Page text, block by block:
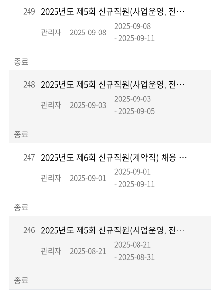
249
2025년도 제5회 신규직원(사업운영, 전산) 채용 인·적성검사 결과 및 AI 면접 시행...
관리자 2025-09-08
2025-09-08
- 2025-09-11
종료
248
2025년도 제5회 신규직원(사업운영, 전산) 채용 서류전형 결과 및 인·적성검사 시행 ...
관리자 2025-09-03
2025-09-03
- 2025-09-05
종료
247
2025년도 제6회 신규직원(계약직) 채용 공고
관리자 2025-09-01
2025-09-01
- 2025-09-11
종료
246
2025년도 제5회 신규직원(사업운영, 전산) 채용 공고
관리자 2025-08-21
2025-08-21
- 2025-08-31
종료